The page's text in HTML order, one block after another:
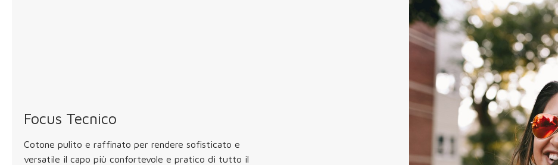
Focus Tecnico
Cotone pulito e raffinato per rendere sofisticato e
versatile il capo più confortevole e pratico di tutto il